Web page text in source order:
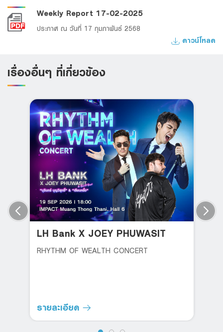
Weekly Report 17-02-2025
ประกาศ ณ วันที่ 17 กุมภาพันธ์ 2568
ดาวน์โหลด
เรื่องอื่นๆ ที่เกี่ยวข้อง
LH Bank X JOEY PHUWASIT
RHYTHM OF WEALTH CONCERT
รายละเอียด